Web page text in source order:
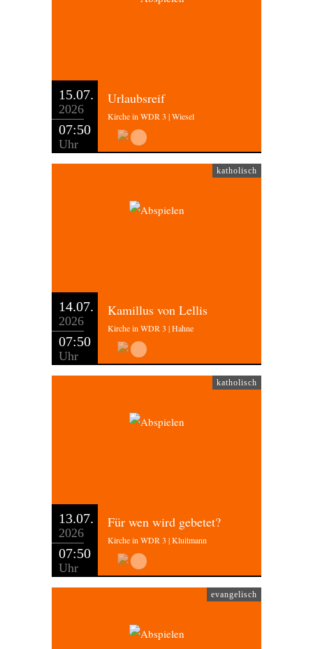
15.07.
2026
07:50
Uhr
Urlaubsreif
Kirche in WDR 3 | Wiesel
katholisch
14.07.
2026
07:50
Uhr
Kamillus von Lellis
Kirche in WDR 3 | Hahne
katholisch
13.07.
2026
07:50
Uhr
Für wen wird gebetet?
Kirche in WDR 3 | Kluitmann
evangelisch